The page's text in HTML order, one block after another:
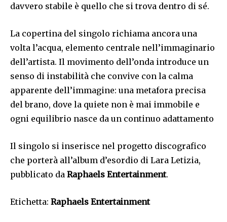
davvero stabile è quello che si trova dentro di sé.
La copertina del singolo richiama ancora una
volta l’acqua, elemento centrale nell’immaginario
dell’artista. Il movimento dell’onda introduce un
senso di instabilità che convive con la calma
apparente dell’immagine: una metafora precisa
del brano, dove la quiete non è mai immobile e
ogni equilibrio nasce da un continuo adattamento
Il singolo si inserisce nel progetto discografico
che porterà all’album d’esordio di Lara Letizia,
pubblicato da Raphaels Entertainment.
Etichetta: Raphaels Entertainment